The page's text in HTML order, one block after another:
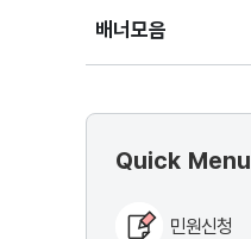
배너모음
Quick Menu
민원신청